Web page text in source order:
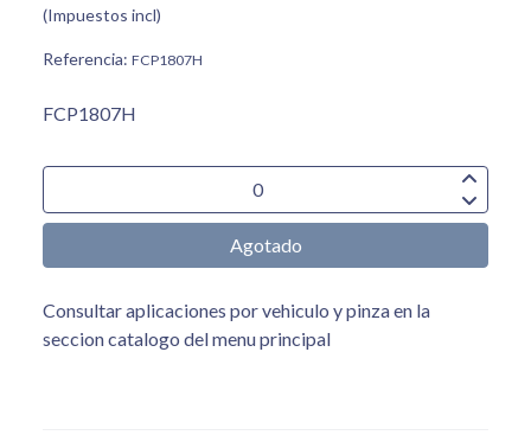
(Impuestos incl)
Referencia: FCP1807H
FCP1807H
Agotado
Consultar aplicaciones por vehiculo y pinza en la
seccion catalogo del menu principal